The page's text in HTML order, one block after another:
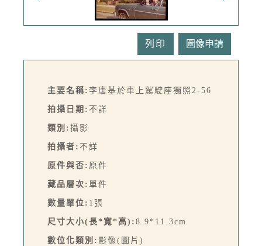
列印
主要名稱: 李唐基於車上駕駛座獨照2-56
拍攝日期: 不詳
類別: 攝影
拍攝者: 不詳
原件與否: 原件
藏品層次: 單件
數量單位: 1張
尺寸大小(長*寬*高): 8.9*11.3cm
數位化類別: 影像(圖片)